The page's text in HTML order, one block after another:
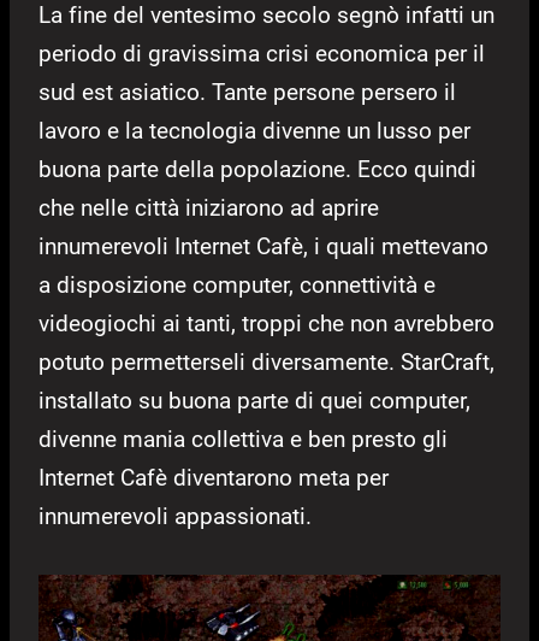
La fine del ventesimo secolo segnò infatti un
periodo di gravissima crisi economica per il
sud est asiatico. Tante persone persero il
lavoro e la tecnologia divenne un lusso per
buona parte della popolazione. Ecco quindi
che nelle città iniziarono ad aprire
innumerevoli Internet Cafè, i quali mettevano
a disposizione computer, connettività e
videogiochi ai tanti, troppi che non avrebbero
potuto permetterseli diversamente. StarCraft,
installato su buona parte di quei computer,
divenne mania collettiva e ben presto gli
Internet Cafè diventarono meta per
innumerevoli appassionati.